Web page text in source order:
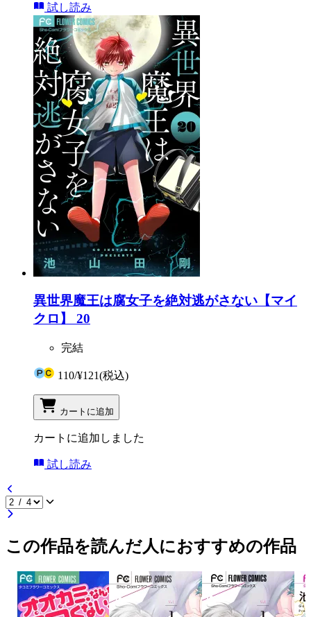
試し読み
異世界魔王は腐女子を絶対逃がさない【マイ
クロ】 20
完結
110/¥121(税込)
カートに追加
カートに追加しました
試し読み
この作品を読んだ人におすすめの作品